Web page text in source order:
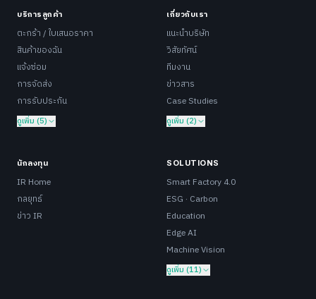
บริการลูกค้า
ตะกร้า / ใบเสนอราคา
สินค้าของฉัน
แจ้งซ่อม
การจัดส่ง
การรับประกัน
ดูเพิ่ม (5)
เกี่ยวกับเรา
แนะนำบริษัท
วิสัยทัศน์
ทีมงาน
ข่าวสาร
Case Studies
ดูเพิ่ม (2)
นักลงทุน
IR Home
กลยุทธ์
ข่าว IR
SOLUTIONS
Smart Factory 4.0
ESG · Carbon
Education
Edge AI
Machine Vision
ดูเพิ่ม (11)